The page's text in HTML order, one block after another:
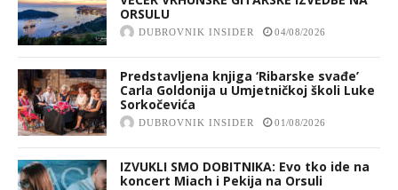
ORSULU
DUBROVNIK INSIDER 04/08/2026
Predstavljena knjiga ‘Ribarske svađe’
Carla Goldonija u Umjetničkoj školi Luke
Sorkočevića
DUBROVNIK INSIDER 01/08/2026
IZVUKLI SMO DOBITNIKA: Evo tko ide na
koncert Miach i Pekija na Orsuli